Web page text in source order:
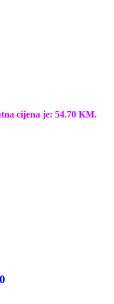
cijena je: 54.70 KM.